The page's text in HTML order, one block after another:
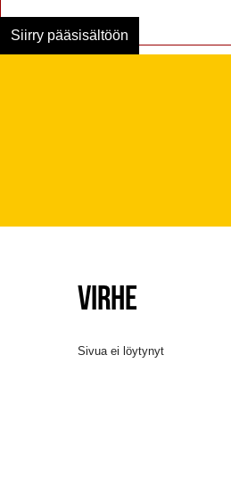
Siirry pääsisältöön
VIRHE
Sivua ei löytynyt